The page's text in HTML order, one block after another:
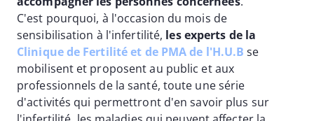
C'est pourquoi, à l'occasion du mois de
sensibilisation à l'infertilité, les experts de la
Clinique de Fertilité et de PMA de l'H.U.B se
mobilisent et proposent au public et aux
professionnels de la santé, toute une série
d'activités qui permettront d'en savoir plus sur